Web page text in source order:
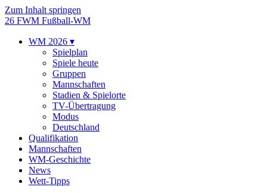
Zum Inhalt springen
26 FWM Fußball-WM
WM 2026 ▾
Spielplan
Spiele heute
Gruppen
Mannschaften
Stadien & Spielorte
TV-Übertragung
Modus
Deutschland
Qualifikation
Mannschaften
WM-Geschichte
News
Wett-Tipps